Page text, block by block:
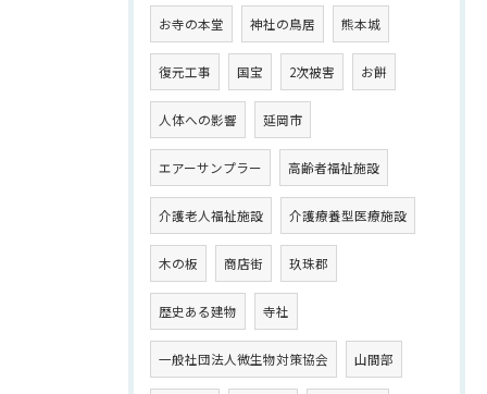
お寺の本堂 神社の鳥居 熊本城
復元工事 国宝 2次被害 お餅
人体への影響 延岡市
エアーサンプラー 高齢者福祉施設
介護老人福祉施設 介護療養型医療施設
木の板 商店街 玖珠郡
歴史ある建物 寺社
一般社団法人微生物対策協会 山間部